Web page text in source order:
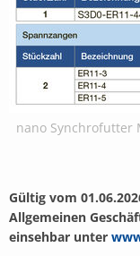
nano Synchrofutter
Gültig vom
Allgemeinen
einsehbar unter